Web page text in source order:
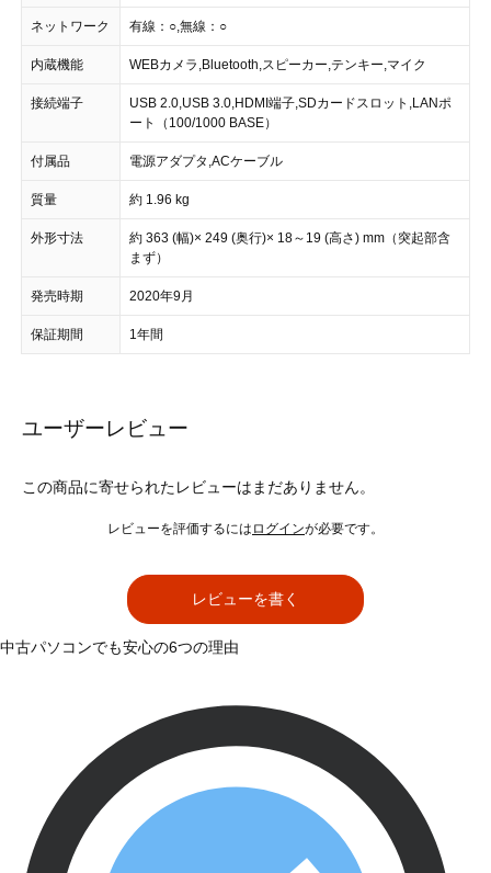
ネットワーク 有線：○,無線：○
内蔵機能 WEBカメラ,Bluetooth,スピーカー,テンキー,マイク
接続端子
USB 2.0,USB 3.0,HDMI端子,SDカードスロット,LANポ
ート（100/1000 BASE）
付属品 電源アダプタ,ACケーブル
質量 約 1.96 kg
外形寸法
約 363 (幅)× 249 (奥行)× 18～19 (高さ) mm（突起部含
まず）
発売時期 2020年9月
保証期間 1年間
ユーザーレビュー
この商品に寄せられたレビューはまだありません。
レビューを評価するには ログインが必要です。
レビューを書く
中古パソコンでも安心の6つの理由